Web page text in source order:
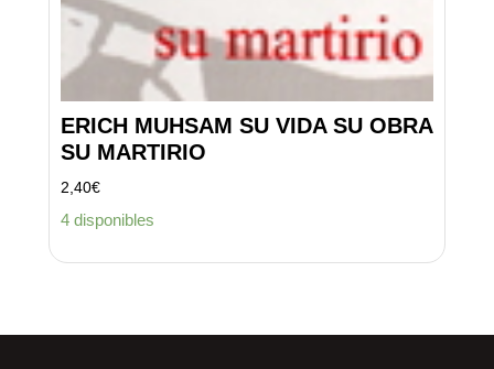
ERICH MUHSAM SU VIDA SU OBRA
SU MARTIRIO
2,40€
4 disponibles